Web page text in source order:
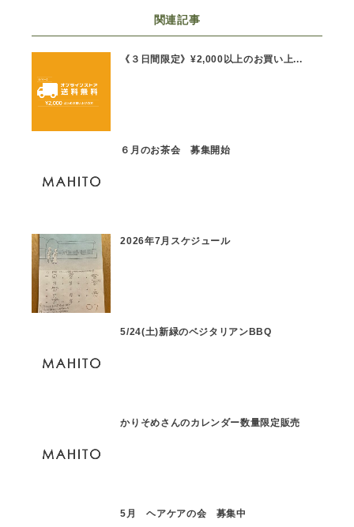
関連記事
《３日間限定》¥2,000以上のお買い上...
６月のお茶会 募集開始
2026年7月スケジュール
5/24(土)新緑のベジタリアンBBQ
かりそめさんのカレンダー数量限定販売
5月 ヘアケアの会 募集中